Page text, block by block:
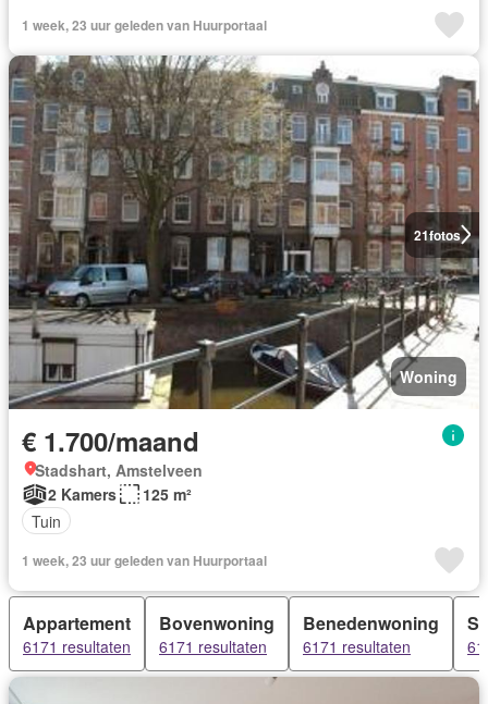
1 week, 23 uur geleden van Huurportaal
21fotos
Woning
€ 1.700/maand
Stadshart, Amstelveen
2 Kamers
125 m²
Tuin
1 week, 23 uur geleden van Huurportaal
Appartement
6171 resultaten
Bovenwoning
6171 resultaten
Benedenwoning
6171 resultaten